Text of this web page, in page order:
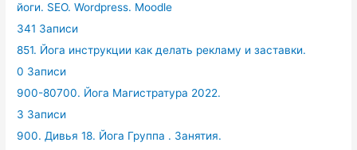
йоги. SEO. Wordpress. Moodle
341 Записи
851. Йога инструкции как делать рекламу и заставки.
0 Записи
900-80700. Йога Магистратура 2022.
3 Записи
900. Дивья 18. Йога Группа . Занятия.